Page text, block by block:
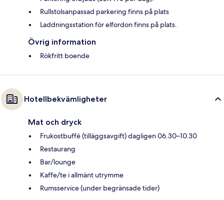
Rullstolsanpassad parkering finns på plats
Laddningsstation för elfordon finns på plats.
Övrig information
Rökfritt boende
Hotellbekvämligheter
Mat och dryck
Frukostbuffé (tilläggsavgift) dagligen 06.30–10.30
Restaurang
Bar/lounge
Kaffe/te i allmänt utrymme
Rumsservice (under begränsade tider)